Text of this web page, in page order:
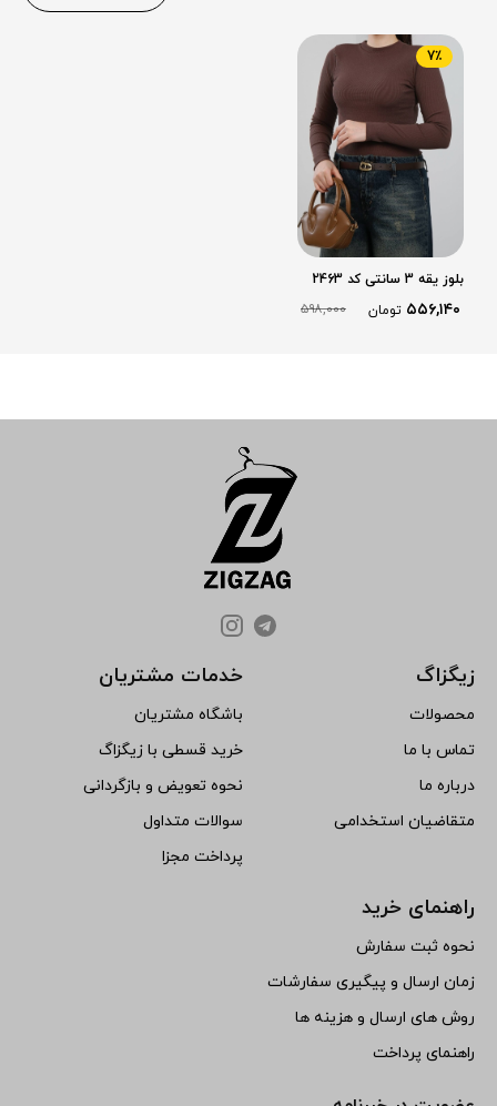
بلوز یقه 3 سانتی کد 2463
۵۵۶,۱۴۰ تومان ۵۹۸,۰۰۰
7٪
زیگزاگ
محصولات
تماس با ما
درباره ما
متقاضیان استخدامی
خدمات مشتریان
باشگاه مشتریان
خرید قسطی با زیگزاگ
نحوه تعویض و بازگردانی
سوالات متداول
پرداخت مجزا
راهنمای خرید
نحوه ثبت سفارش
زمان ارسال و پیگیری سفارشات
روش های ارسال و هزینه ها
راهنمای پرداخت